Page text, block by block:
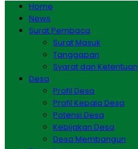
Home
News
Surat Pembaca
Surat Masuk
Tanggapan
Syarat dan Ketentuan
Desa
Profil Desa
Profil Kepala Desa
Potensi Desa
Kebijakan Desa
Desa Membangun